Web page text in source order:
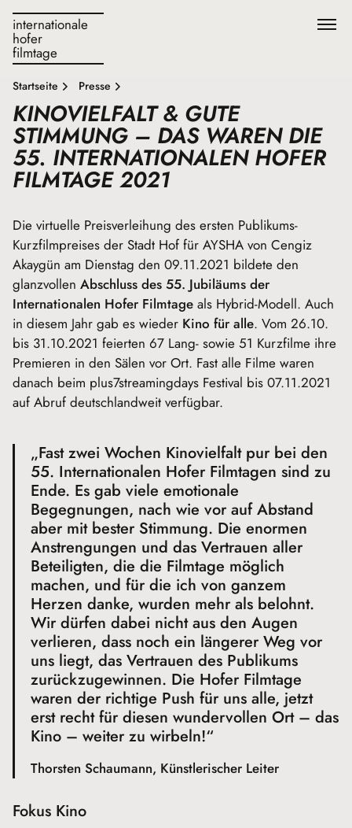
internationale
hofer
filmtage
Startseite Presse
KINOVIELFALT & GUTE
STIMMUNG – DAS WAREN DIE
55. INTERNATIONALEN HOFER
FILMTAGE 2021
Die virtuelle Preisverleihung des ersten Publikums-
Kurzfilmpreises der Stadt Hof für AYSHA von Cengiz
Akaygün am Dienstag den 09.11.2021 bildete den
glanzvollen Abschluss des 55. Jubiläums der
Internationalen Hofer Filmtage als Hybrid-Modell. Auch
in diesem Jahr gab es wieder Kino für alle. Vom 26.10.
bis 31.10.2021 feierten 67 Lang- sowie 51 Kurzfilme ihre
Premieren in den Sälen vor Ort. Fast alle Filme waren
danach beim plus7streamingdays Festival bis 07.11.2021
auf Abruf deutschlandweit verfügbar.
„Fast zwei Wochen Kinovielfalt pur bei den
55. Internationalen Hofer Filmtagen sind zu
Ende. Es gab viele emotionale
Begegnungen, nach wie vor auf Abstand
aber mit bester Stimmung. Die enormen
Anstrengungen und das Vertrauen aller
Beteiligten, die die Filmtage möglich
machen, und für die ich von ganzem
Herzen danke, wurden mehr als belohnt.
Wir dürfen dabei nicht aus den Augen
verlieren, dass noch ein längerer Weg vor
uns liegt, das Vertrauen des Publikums
zurückzugewinnen. Die Hofer Filmtage
waren der richtige Push für uns alle, jetzt
erst recht für diesen wundervollen Ort – das
Kino – weiter zu wirbeln!“
Thorsten Schaumann, Künstlerischer Leiter
Fokus Kino